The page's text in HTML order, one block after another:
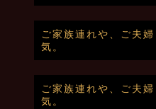
ご家族連れや、ご夫
気。
ご家族連れや、ご夫
気。